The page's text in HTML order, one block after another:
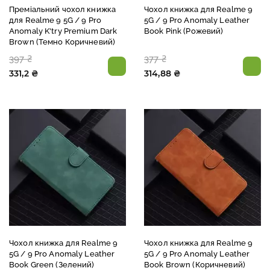
Преміальний чохол книжка
для Realme 9 5G / 9 Pro
Anomaly K'try Premium Dark
Brown (Темно Коричневий)
397 ₴
331,2 ₴
Чохол книжка для Realme 9
5G / 9 Pro Anomaly Leather
Book Pink (Рожевий)
377 ₴
314,88 ₴
Чохол книжка для Realme 9
5G / 9 Pro Anomaly Leather
Book Green (Зелений)
Чохол книжка для Realme 9
5G / 9 Pro Anomaly Leather
Book Brown (Коричневий)